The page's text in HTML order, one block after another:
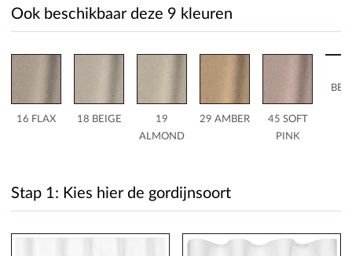
Ook beschikbaar deze 9 kleuren
16 FLAX 18 BEIGE
19
ALMOND
29 AMBER
45 SOFT
PINK
Stap 1: Kies hier de gordijnsoort